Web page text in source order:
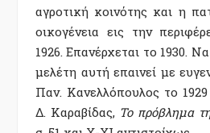
αγροτική κοινότης και η
οικογένεια εις την
1926. Επανέρχεται το 1930.
μελέτη αυτή επαινεί με
Παν. Κανελλόπουλος το
Δ. Καραβίδας, Το πρόβλημα